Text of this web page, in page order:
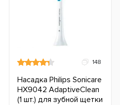
148
Насадка Philips Sonicare
HX9042 AdaptiveClean
(1 шт.) для зубной щетки